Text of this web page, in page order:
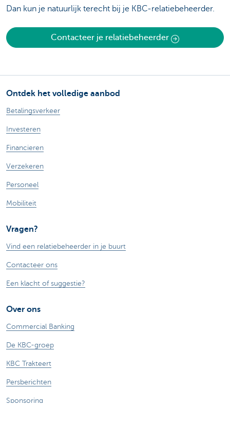
Dan kun je natuurlijk terecht bij je KBC-relatiebeheerder.
Contacteer je relatiebeheerder
Ontdek het volledige aanbod
Betalingsverkeer
Investeren
Financieren
Verzekeren
Personeel
Mobiliteit
Vragen?
Vind een relatiebeheerder in je buurt
Contacteer ons
Een klacht of suggestie?
Over ons
Commercial Banking
De KBC-groep
KBC Trakteert
Persberichten
Sponsoring